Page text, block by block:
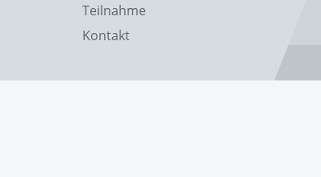
Teilnahme
Kontakt